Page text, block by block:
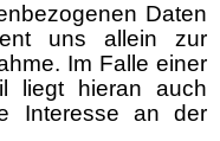
Daten
uns allein zur
Im Falle einer
liegt hieran auch
Interesse an der